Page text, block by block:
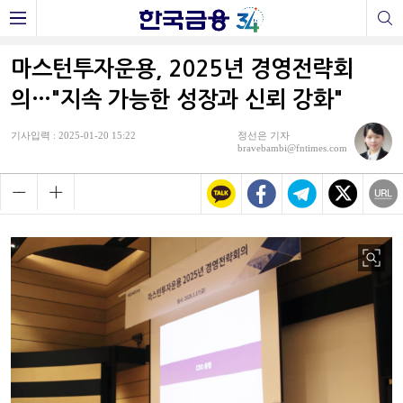
마스턴투자운용, 2025년 경영전략회
의…"지속 가능한 성장과 신뢰 강화"
기사입력 : 2025-01-20 15:22
정선은 기자
bravebambi@fntimes.com